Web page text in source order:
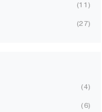
11
27
4
6